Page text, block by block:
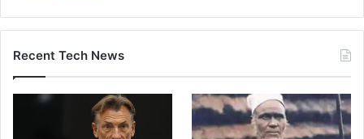
Recent Tech News